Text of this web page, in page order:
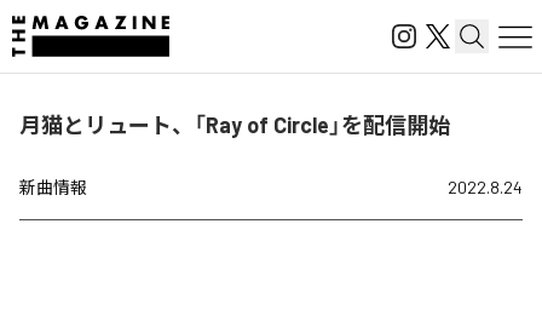
月猫とリュート、「Ray of Circle」を配信開始
新曲情報 2022.8.24